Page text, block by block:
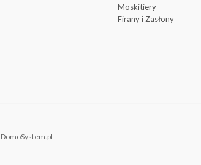
Moskitiery
Firany i Zasłony
DomoSystem.pl